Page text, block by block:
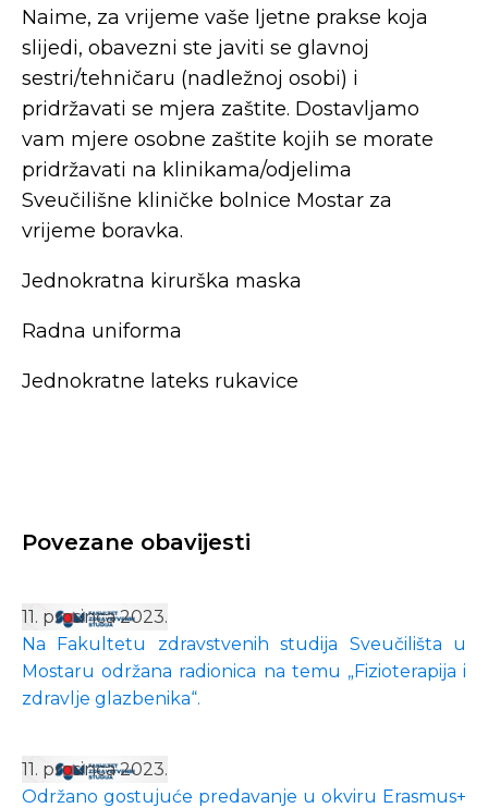
Naime, za vrijeme vaše ljetne prakse koja
slijedi, obavezni ste javiti se glavnoj
sestri/tehničaru (nadležnoj osobi) i
pridržavati se mjera zaštite. Dostavljamo
vam mjere osobne zaštite kojih se morate
pridržavati na klinikama/odjelima
Sveučilišne kliničke bolnice Mostar za
vrijeme boravka.
Jednokratna kirurška maska
Radna uniforma
Jednokratne lateks rukavice
Povezane obavijesti
11. prosinca 2023.
Na Fakultetu zdravstvenih studija Sveučilišta u
Mostaru održana radionica na temu „Fizioterapija i
zdravlje glazbenika“.
11. prosinca 2023.
Održano gostujuće predavanje u okviru Erasmus+